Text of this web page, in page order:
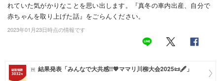
病院
美容・ファッション
住まい
れていた気がかりなことを思い出します。『真冬の車内出産、自分で
赤ちゃんを取り上げた話』をごらんください。
2023年01月23日時点の情報です
結果発表「みんなで大共感!!💖ママリ川柳大会2025📜🖋️」